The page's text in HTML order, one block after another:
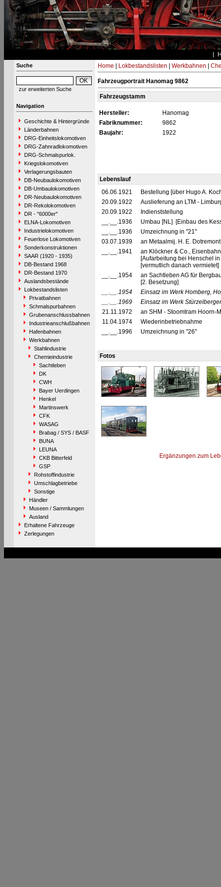
Suche
zur erweiterten Suche
Navigation
Geschichte & Hintergründe
Länderbahnen
DRG-Einheitslokomotiven
DRG-Zahnradlokomotiven
DRG-Schmalspurlok.
Kriegslokomotiven
Verlagerungsbauten
DB-Neubaulokomotiven
DB-Umbaulokomotiven
DR-Neubaulokomotiven
DR-Rekolokomotiven
DR - "6000er"
ELNA-Lokomotiven
Industrielokomotiven
Feuerlose Lokomotiven
Sonderkonstruktionen
SAAR (1920 - 1935)
DB-Bestand 1968
DR-Bestand 1970
Auslandsbestände
Lokbestandslisten
Privatbahnen
Schmalspurbahnen
Grubenanschlussbahnen
Industrieanschlußbahnen
Hafenbahnen
Werkbahnen
Stahlindustrie
Chemieindustrie
Sachtleben
DK
CWH
Bayer Uerdingen
Henkel
Martinswerk
CFK
WASAG
Brabag / SYS / BASF
BUNA
LEUNA
CKB Bitterfeld
GSP
Rohstoffindustrie
Umschlagbetriebe
Sonstige
Händler
Museen / Sammlungen
Ausland
Erhaltene Fahrzeuge
Zerlegungen
Home Lokbestandslisten Werkbahnen
Fahrzeugportrait Hanomag 9862
Fahrzeugstamm
Hersteller:
Hanomag
Fabriknummer:
9862
Baujahr:
1922
Lebenslauf
06.06.1921
Bestellung [über Hugo A.
20.09.1922
Auslieferung an LTM -
20.09.1922
Indienststellung
__.__.1936
Umbau [NL] [Einbau des
__.__.1936
Umzeichnung in "21"
03.07.1939
an Metaalmij. H. E.
__.__.1941
an Klöckner & Co.,
[Aufarbeitung bei Henschel
[vermutlich danach vermietet]
__.__.1954
an Sachtleben AG für
[2. Besetzung]
__.__.1954
Einsatz im Werk Homberg,
__.__.1969
Einsatz im Werk
21.11.1972
an SHM - Stoomtram Hoorn-
11.04.1974
Wiederinbetriebnahme
__.__.1996
Umzeichnung in "26"
Fotos
Ergänzungen zum